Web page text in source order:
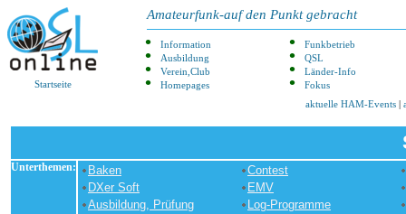
Startseite
Amateurfunk-auf den Punkt gebracht
Information
Funkbetrieb
Ausbildung
QSL
Verein,Club
Länder-Info
Homepages
Fokus
aktuelle HAM-Events
Unterthemen: Baken
Contest
DXer Soft
EMV
Ausbildung, Prüfung
Log-Programme